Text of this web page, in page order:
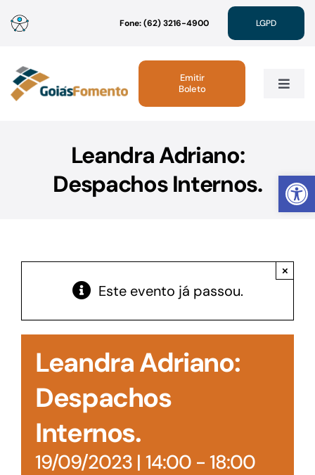
Abrir
para
conteúdo
Fone: (62) 3216-4900 LGPD
Toggle
Linhas de Crédito
Acesso à Informação
Emitir
Boleto
Leandra Adriano:
Despachos Internos.
Este evento já passou.
×
Leandra Adriano:
Despachos
Internos.
19/09/2023 | 14:00- 18:00